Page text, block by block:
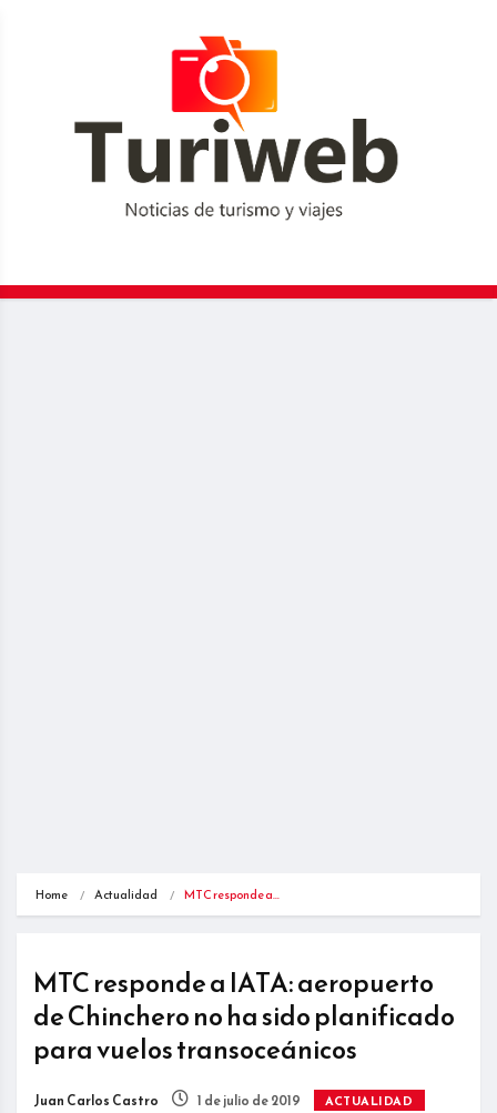
Home Actualidad MTC responde a…
MTC responde a IATA: aeropuerto
de Chinchero no ha sido planificado
para vuelos transoceánicos
Juan Carlos Castro 1 de julio de 2019 ACTUALIDAD